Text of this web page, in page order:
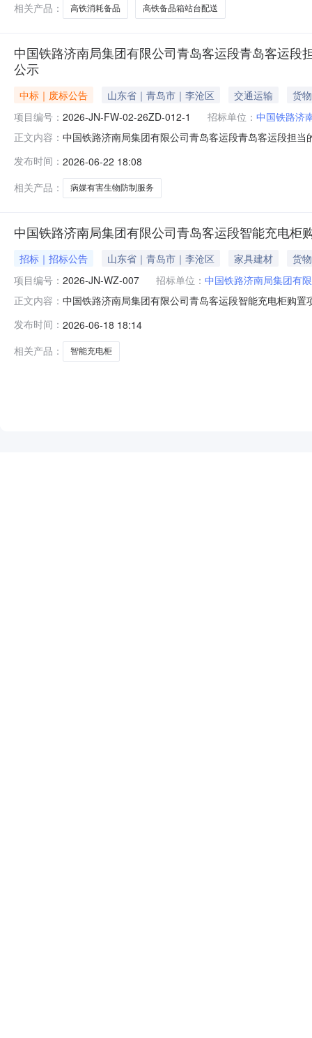
相关产品：
高铁消耗备品 高铁备品箱站台配送
中国铁路济南局集团有限公司青岛客运段青岛客运
公示
中标｜废标公告 山东省｜青岛市｜李沧区 交通运输
货物
项目编号： 2026-JN-FW-02-26ZD-012-1 招标单位： 中国铁路济
正文内容： 中国铁路济南局集团有限公司青岛客运段青岛客运段担
评审，现公示如下：一、公示内容包件1青岛客运段担当
招标文件第一部分采购公告
发布时间： 2026-06-22 18:08
相关产品：
病媒有害生物防制服务
中国铁路济南局集团有限公司青岛客运段智能充电柜
招标｜招标公告 山东省｜青岛市｜李沧区 家具建材
货物
项目编号： 2026-JN-WZ-007 招标单位： 中国铁路济南局集团有
正文内容： 中国铁路济南局集团有限公司青岛客运段智能充电柜购
三、报价人资格要求1.投标人在中华人民共和国境内合
管理机关列为严重违法失
发布时间： 2026-06-18 18:14
相关产品：
智能充电柜